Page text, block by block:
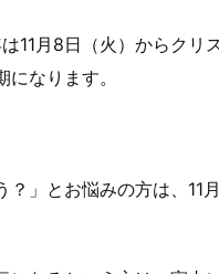
11月8日（火）からクリ
になります。
？」とお悩みの方は、11